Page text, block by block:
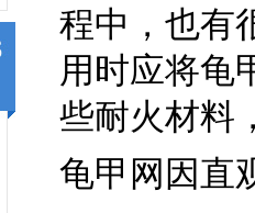
程中，也有
用时应将龟
些耐火材料
龟甲网 因直